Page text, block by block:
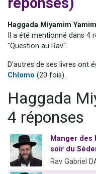
30
Il
Haggada Miyamim
Il a été mentionné dans 4
"Question au Rav".
D'autres de ses livres ont
Chlomo (20 fois).
Haggada
4 réponses
Manger des
soir du
Rav Gabriel